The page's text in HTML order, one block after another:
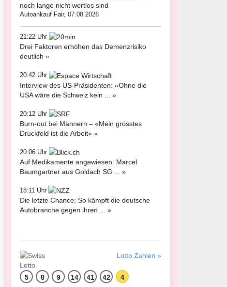
noch lange nicht wertlos sind
Autoankauf Fair, 07.08.2026
21:22 Uhr
Drei Faktoren erhöhen das Demenzrisiko
deutlich »
20:42 Uhr
Interview des US-Präsidenten: «Ohne die
USA wäre die Schweiz kein ... »
20:12 Uhr
Burn-out bei Männern – «Mein grösstes
Druckfeld ist die Arbeit» »
20:06 Uhr
Auf Medikamente angewiesen: Marcel
Baumgartner aus Goldach SG ... »
18:11 Uhr
Die letzte Chance: So kämpft die deutsche
Autobranche gegen ihren ... »
Lotto Zahlen »
5 8 9 14 41 42 4